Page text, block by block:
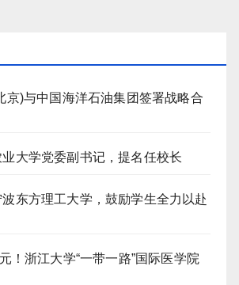
京)与中国海洋石油集团签署战略合
大学党委副书记，提名任校长
东方理工大学，鼓励学生全力以赴
！浙江大学“一带一路”国际医学院